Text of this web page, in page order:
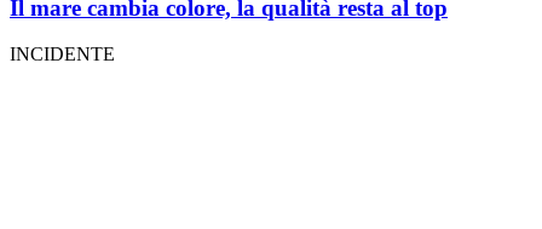
Il mare cambia colore, la qualità resta al top
INCIDENTE